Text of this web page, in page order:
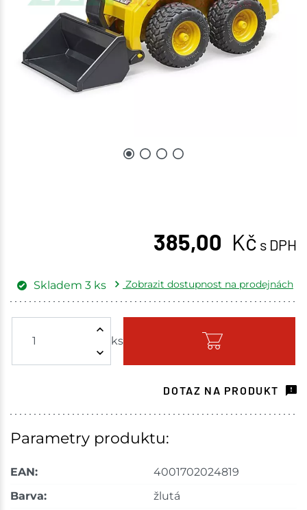
385,00 Kč s DPH
ks
Skladem 3 ks
Zobrazit dostupnost na prodejnách
Skladem - ihned k odeslání
Skuteč 1 ks
Skladové množství na prodejnách je pouze orientační.
Ceny na prodejnách se mohou lišit od cen na e-
DOTAZ NA PRODUKT
Parametry produktu:
EAN:
4001702024819
Barva:
žlutá